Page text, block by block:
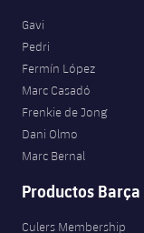
Gavi
Pedri
Fermín López
Marc Casadó
Frenkie de Jong
Dani Olmo
Marc Bernal
Productos Barça
Culers Membership